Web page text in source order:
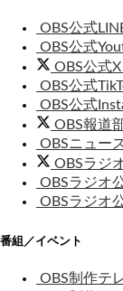
OBS公式
OBS公式
OBS公式
OBS公式
OBS公式
OBS報道
OBSニュー
OBSラジ
OBSラジオ
OBSラジオ
番組／イベント
OBS制作テ